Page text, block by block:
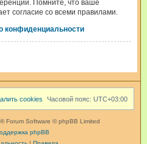
Помните, что ваше
согласие со всеми правилами.
конфиденциальности
Часовой пояс: UTC+03:00
cookies
® Forum Software © phpBB Limited
phpBB